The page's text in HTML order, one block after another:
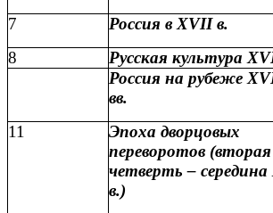
7 Россия в XVII в.
8
Русская культура
Россия на рубеже
вв.
11
Эпоха дворцовых
переворотов (вторая
четверть –
в.)